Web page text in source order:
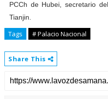
PCCh de Hubei, secretario
Tianjin.
Tags # Palacio Nacional
Share This